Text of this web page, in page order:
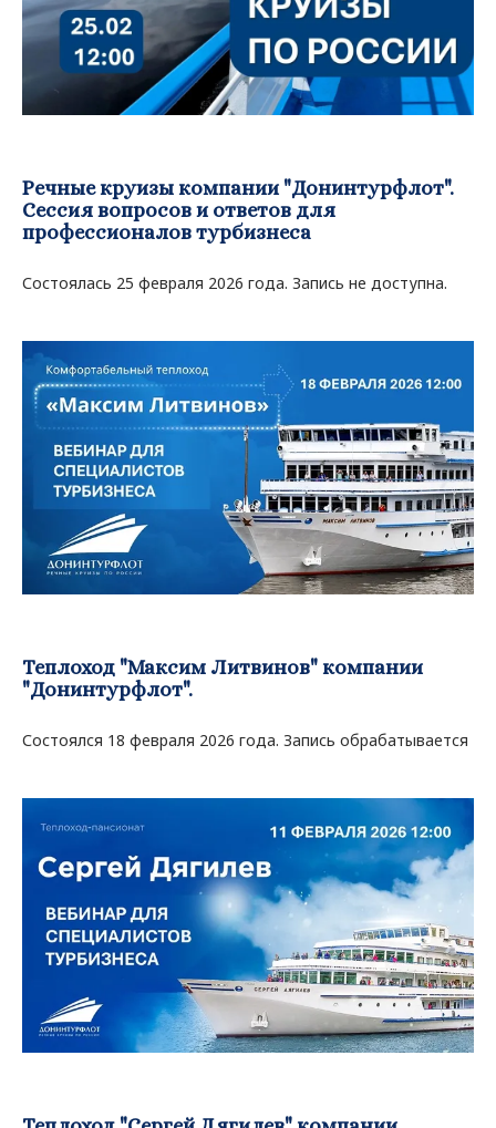
Речные круизы компании "Донинтурфлот".
Сессия вопросов и ответов для
профессионалов турбизнеса
Состоялась 25 февраля 2026 года. Запись не доступна.
Теплоход "Максим Литвинов" компании
"Донинтурфлот".
Состоялся 18 февраля 2026 года. Запись обрабатывается